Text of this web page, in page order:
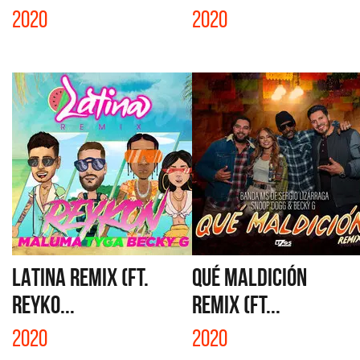
2020 2020
LATINA REMIX (FT.
REYKO...
2020
QUÉ MALDICIÓN
REMIX (FT...
2020